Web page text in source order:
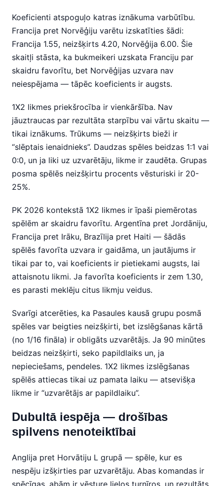
Koeficienti atspoguļo katras iznākuma varbūtību.
Francija pret Norvēģiju varētu izskatīties šādi:
Francija 1.55, neizšķirts 4.20, Norvēģija 6.00. Šie
skaitļi stāsta, ka bukmeikeri uzskata Franciju par
skaidru favorītu, bet Norvēģijas uzvara nav
neiespējama — tāpēc koeficients ir augsts.
1X2 likmes priekšrocība ir vienkāršība. Nav
jāuztraucas par rezultāta starpību vai vārtu skaitu —
tikai iznākums. Trūkums — neizšķirts bieži ir
“slēptais ienaidnieks”. Daudzas spēles beidzas 1:1 vai
0:0, un ja liki uz uzvarētāju, likme ir zaudēta. Grupas
posma spēlēs neizšķirtu procents vēsturiski ir 20-
25%.
PK 2026 kontekstā 1X2 likmes ir īpaši piemērotas
spēlēm ar skaidru favorītu. Argentīna pret Jordāniju,
Francija pret Irāku, Brazīlija pret Haiti — šādās
spēlēs favorīta uzvara ir gaidāma, un jautājums ir
tikai par to, vai koeficients ir pietiekami augsts, lai
attaisnotu likmi. Ja favorīta koeficients ir zem 1.30,
es parasti meklēju citus likmju veidus.
Svarīgi atcerēties, ka Pasaules kausā grupu posmā
spēles var beigties neizšķirti, bet izslēgšanas kārtā
(no 1/16 fināla) ir obligāts uzvarētājs. Ja 90 minūtes
beidzas neizšķirti, seko papildlaiks un, ja
nepieciešams, pendeles. 1X2 likmes izslēgšanas
spēlēs attiecas tikai uz pamata laiku — atsevišķa
likme ir “uzvarētājs ar papildlaiku”.
Dubultā iespēja — drošības
spilvens nenoteiktībai
Anglija pret Horvātiju L grupā — spēle, kur es
nespēju izšķirties par uzvarētāju. Abas komandas ir